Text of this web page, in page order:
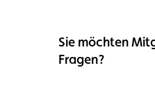
Sie möchten
Fragen?